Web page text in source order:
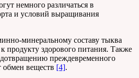
немного различаться в
и условий выращивания
минеральному составу тыква
продукту здорового питания. Также
преждевременного
обмен веществ [4].